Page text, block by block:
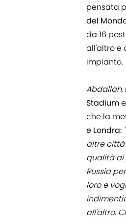
pensata
del
da 16
all'altro e
impianto.
Abdallah,
Stadium
che la
e Londra:
altre città
qualità ai
Russia
loro e
all'altro.